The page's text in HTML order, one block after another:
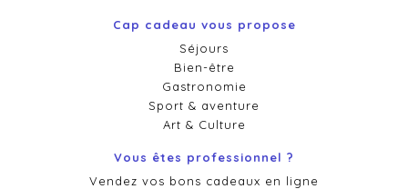
Cap cadeau vous propose
Séjours
Bien-être
Gastronomie
Sport & aventure
Art & Culture
Vous êtes professionnel ?
Vendez vos bons cadeaux en ligne